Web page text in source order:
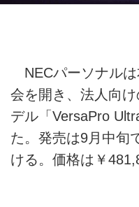
NECパーソナルは
会を開き、法人向
デル「VersaPro
た。発売は9月中旬
ける。価格は￥